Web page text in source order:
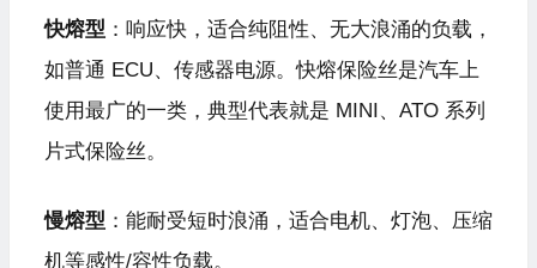
快熔型 ：响应快，适合纯阻性、无大浪涌的负载，
如普通 ECU、传感器电源。快熔保险丝是汽车上
使用最广的一类，典型代表就是 MINI、ATO 系列
片式保险丝。
慢熔型 ：能耐受短时浪涌，适合电机、灯泡、压缩
机等感性/容性负载。